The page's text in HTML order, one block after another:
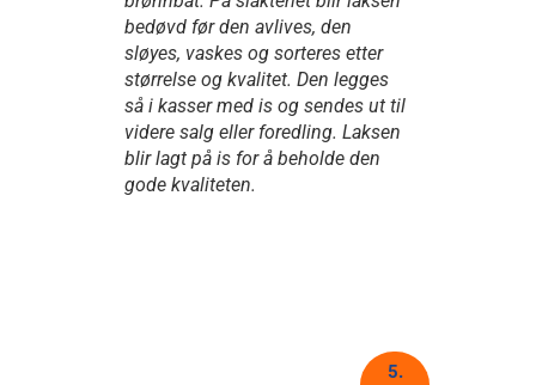
bedøvd før den avlives, den
sløyes, vaskes og sorteres etter
størrelse og kvalitet. Den legges
så i kasser med is og sendes ut til
videre salg eller foredling. Laksen
blir lagt på is for å beholde den
gode kvaliteten.
5.